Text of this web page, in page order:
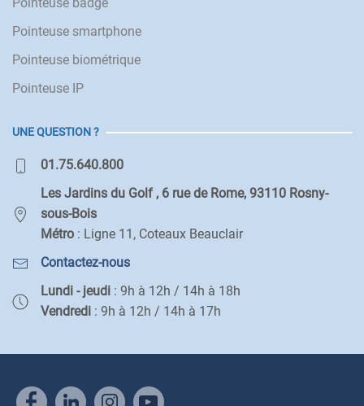
Pointeuse smartphone
Pointeuse biométrique
Pointeuse IP
UNE QUESTION ?
01.75.640.800
Les Jardins du Golf , 6 rue de Rome, 93110 Rosny-
sous-Bois
Métro : Ligne 11, Coteaux Beauclair
Contactez-nous
Lundi - jeudi : 9h à 12h / 14h à 18h
Vendredi : 9h à 12h / 14h à 17h